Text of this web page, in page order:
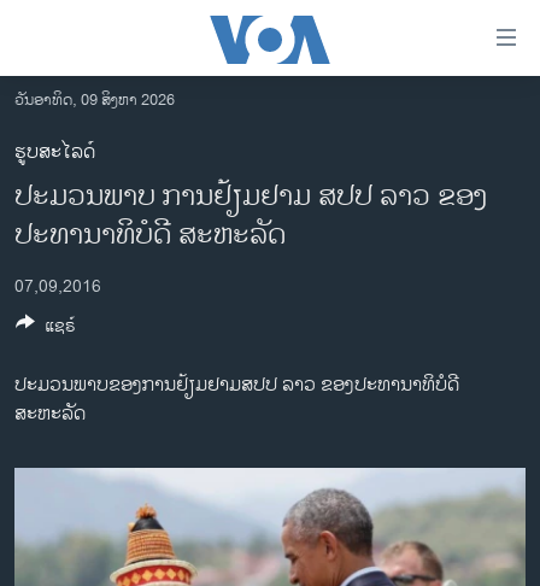
ເຂົ້າ
ຫາ
ຂ້າມ
ຂ້າມ
ຂ້າມ
ໄປ
ຫາ
ຊອກ
ລາວ
ອາເມຣິກາ
ຂ່າວ​ຈີນ
ເອເຊຍ
ອິດສະຫຼະພາບດ້ານການຂ່າວ
ຊີວິດຊາວລາວ
ຊຸມຊົນຊາວລາວ
ວິທະຍາສາດ-ເທັກໂນໂລຈີ
ວັນອາທິດ, 09 ສິງຫາ 2026
ຮູບສະໄລດ໌
ປະມວນພາບ ການຢ້ຽມຢາມ ສປປ ລາວ ຂອງ
ປະທານາທິບໍດີ ສະຫະລັດ
07,09,2016
ປະມວນພາບຂອງການຢ້ຽມຢາມສປປ ລາວ ຂອງປະທານາທິບໍດີ
ສະຫະລັດ
ແຊຣ໌